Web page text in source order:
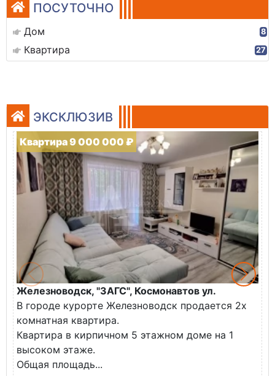
ПОСУТОЧНО
Дом 8
Квартира 27
ЭКСКЛЮЗИВ
Квартира 9 000 000 ₽
Железноводск, "ЗАГС", Космонавтов ул.
В городе курорте Железноводск продается 2х
комнатная квартира.
Квартира в кирпичном 5 этажном доме на 1
высоком этаже.
Общая площадь...